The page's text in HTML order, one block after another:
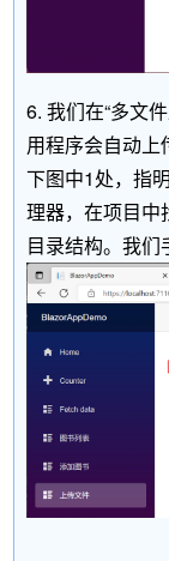
6. 我们在“多文
用程序会自动上
下图中1处，指
理器，在项目中
目录结构。我们